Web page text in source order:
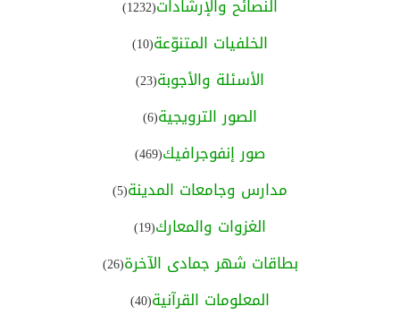
النصائح والإرشادات(1232)
الخلفيات المتنوّعة(10)
الأسئلة والأجوبة(23)
الصور الترويجية(6)
صور إنفوجرافيك(469)
مدارس وجامعات المدينة(5)
الغزوات والمعارك(19)
بطاقات شهر جمادى الآخرة(26)
المعلومات القرآنية(40)